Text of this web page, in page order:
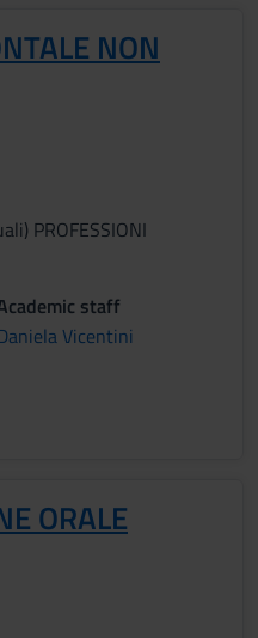
NON
PROFESSIONI
staff
Vicentini
ORALE